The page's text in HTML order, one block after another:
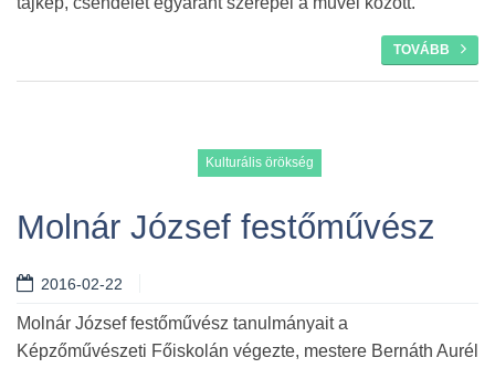
TOVÁBB
Kulturális örökség
Molnár József festőművész
2016-02-22
Molnár József festőművész tanulmányait a
Képzőművészeti Főiskolán végezte, mestere Bernáth Aurél